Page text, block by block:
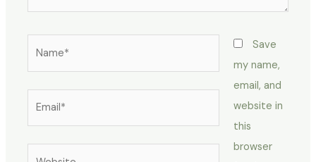
Save
my name,
email, and
website in
this
browser